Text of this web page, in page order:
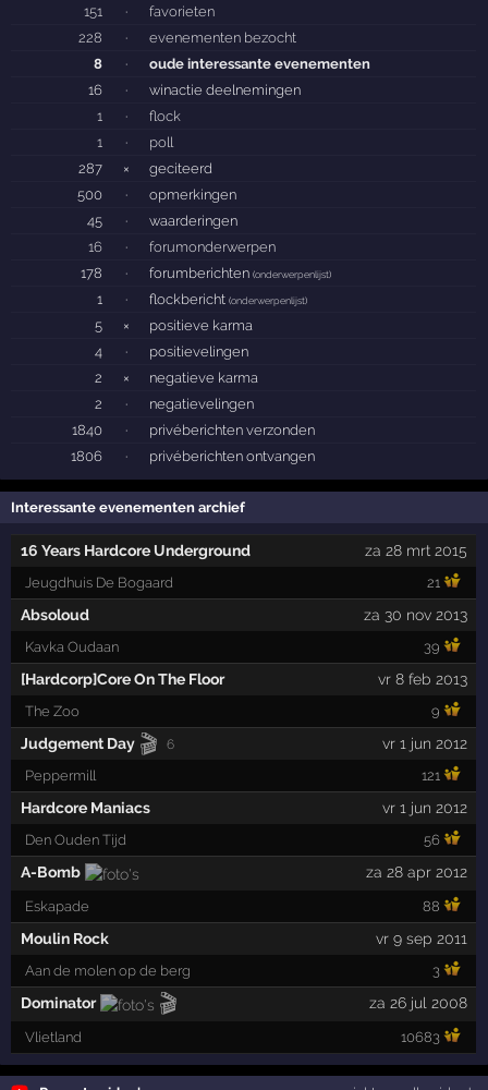
151
·
favorieten
228
·
evenementen bezocht
8
·
oude interessante evenementen
16
·
winactie deelnemingen
1
·
flock
1
·
poll
287
×
geciteerd
500
·
opmerkingen
45
·
waarderingen
16
·
forumonderwerpen
178
· forumberichten(onderwerpenlijst)
1 · flockbericht(onderwerpenlijst)
5 ×
positieve karma
4
·
positievelingen
2
×
negatieve karma
2
·
negatievelingen
1840
·
privéberichten verzonden
1806
· privéberichten ontvangen
Interessante evenementen archief
16 Years Hardcore Underground za 28 mrt 2015
Jeugdhuis De Bogaard 21
Absoloud za 30 nov 2013
Kavka Oudaan 39
[Hardcorp]Core On The Floor vr 8 feb 2013
The Zoo 9
Judgement Day 🎬 6 vr 1 jun 2012
Peppermill 121
Hardcore Maniacs vr 1 jun 2012
Den Ouden Tijd 56
A-Bomb za 28 apr 2012
Eskapade 88
Moulin Rock vr 9 sep 2011
Aan de molen op de berg 3
Dominator 🎬 za 26 jul 2008
Vlietland 10683